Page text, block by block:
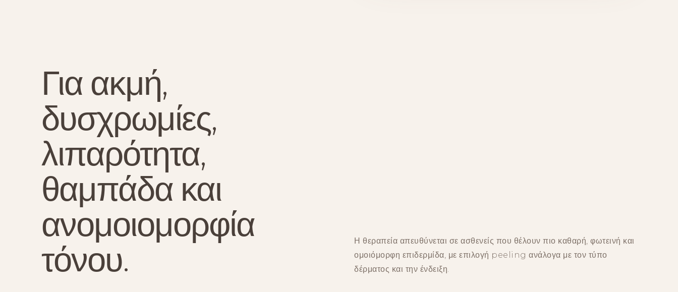
Για ακμή,
δυσχρωμίες,
λιπαρότητα,
θαμπάδα και
ανομοιομορφία
τόνου.
Η θεραπεία απευθύνεται σε ασθενείς που θέλουν πιο καθαρή, φωτεινή και
ομοιόμορφη επιδερμίδα, με επιλογή peeling ανάλογα με τον τύπο
δέρματος και την ένδειξη.